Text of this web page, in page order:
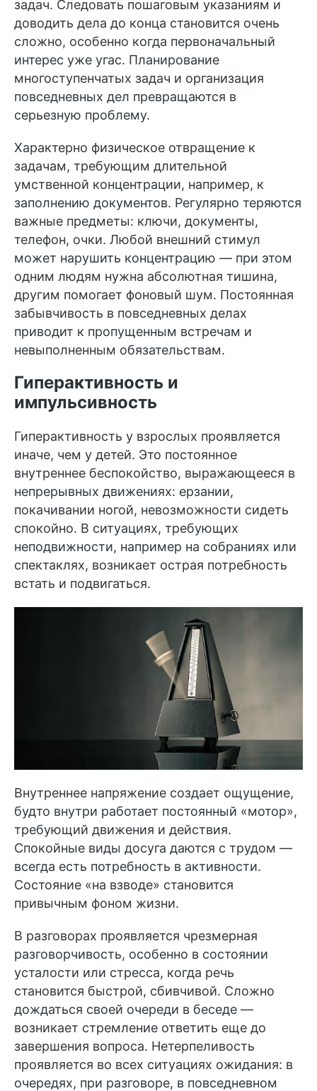
задач. Следовать пошаговым указаниям и
доводить дела до конца становится очень
сложно, особенно когда первоначальный
интерес уже угас. Планирование
многоступенчатых задач и организация
повседневных дел превращаются в
серьезную проблему.
Характерно физическое отвращение к
задачам, требующим длительной
умственной концентрации, например, к
заполнению документов. Регулярно теряются
важные предметы: ключи, документы,
телефон, очки. Любой внешний стимул
может нарушить концентрацию — при этом
одним людям нужна абсолютная тишина,
другим помогает фоновый шум. Постоянная
забывчивость в повседневных делах
приводит к пропущенным встречам и
невыполненным обязательствам.
Гиперактивность и
импульсивность
Гиперактивность у взрослых проявляется
иначе, чем у детей. Это постоянное
внутреннее беспокойство, выражающееся в
непрерывных движениях: ерзании,
покачивании ногой, невозможности сидеть
спокойно. В ситуациях, требующих
неподвижности, например на собраниях или
спектаклях, возникает острая потребность
встать и подвигаться.
Внутреннее напряжение создает ощущение,
будто внутри работает постоянный «мотор»,
требующий движения и действия.
Спокойные виды досуга даются с трудом —
всегда есть потребность в активности.
Состояние «на взводе» становится
привычным фоном жизни.
В разговорах проявляется чрезмерная
разговорчивость, особенно в состоянии
усталости или стресса, когда речь
становится быстрой, сбивчивой. Сложно
дождаться своей очереди в беседе —
возникает стремление ответить еще до
завершения вопроса. Нетерпеливость
проявляется во всех ситуациях ожидания: в
очередях, при разговоре, в повседневном